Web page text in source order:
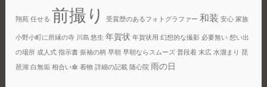
翔苑 任せる 前撮り 受賞歴のあるフォトグラファー 和装 安心 家族
小野小町に所縁の寺 川島 悠生 年賀状 年賀状用 幻想的な撮影 必要無い 想い出
の場所 成人式 指示書 振袖の柄 早朝 早朝ならスムーズ 普段着 末広 水溜まり 琵
琶湖 白無垢 相合い傘 着物 詳細の記載 随心院 雨の日